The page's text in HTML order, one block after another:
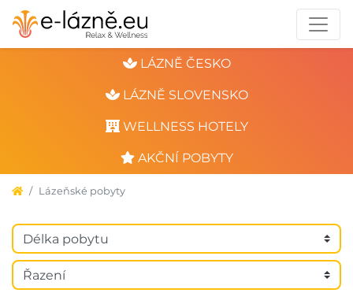
LÁZNĚ ČESKO
LÁZNĚ SLOVENSKO
WELLNESS HOTELY
AKČNÍ POBYTY
Lázeňské pobyty